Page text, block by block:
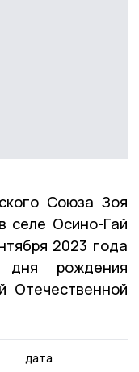
Союза Зоя
в селе Осино-Гай
2023 года
рождения
Отечественной
дата